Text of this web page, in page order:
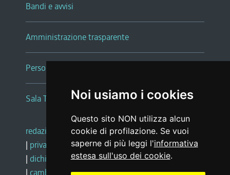
Noi usiamo i cookies
Questo sito NON utilizza alcun
cookie di profilazione. Se vuoi
saperne di più leggi l'informativa
estesa sull'uso dei cookie.
Bandi e avvisi
Amministrazione trasparente
Persone e Uffici
Sala Tiziano Tessitori
redazione web |note legali |glossario
| privacy
social media policy
| dichiarazione di accessibilità |feedback
| cambio preferenze cookie